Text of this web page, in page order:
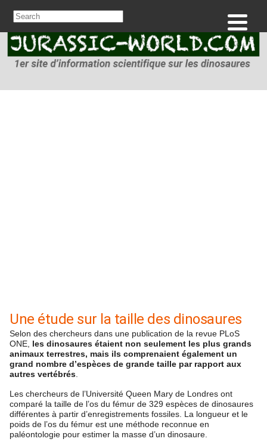
Une étude sur la taille des dinosaures
Selon des chercheurs dans une publication de la revue PLoS
ONE, les dinosaures étaient non seulement les plus grands
animaux terrestres, mais ils comprenaient également un
grand nombre d’espèces de grande taille par rapport aux
autres vertébrés
Les chercheurs de l’Université Queen Mary de Londres ont
comparé la taille de l’os du fémur de 329 espèces de dinosaures
différentes à partir d’enregistrements fossiles. La longueur et le
poids de l’os du fémur est une méthode reconnue en
paléontologie pour estimer la masse d’un dinosaure.